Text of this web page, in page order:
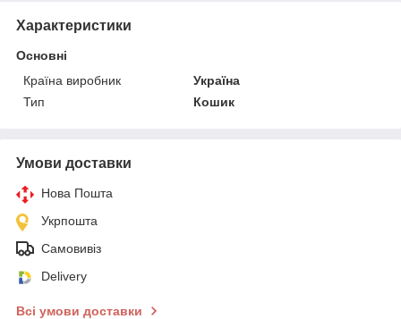
Характеристики
Основні
Країна виробник
Україна
Тип
Кошик
Умови доставки
Нова Пошта
Укрпошта
Самовивіз
Delivery
Всі умови доставки